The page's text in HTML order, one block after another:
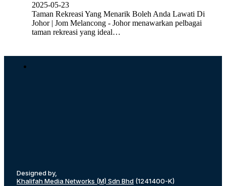
2025-05-23
Taman Rekreasi Yang Menarik Boleh Anda Lawati Di
Johor | Jom Melancong - Johor menawarkan pelbagai
taman rekreasi yang ideal…
Designed by,
Khalifah Media Networks (M) Sdn Bhd (1241400-K)